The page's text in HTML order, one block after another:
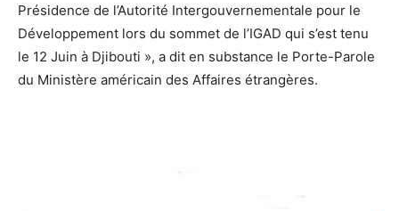
Présidence de l’Autorité Intergouvernementale pour le
Développement lors du sommet de l’IGAD qui s’est tenu
le 12 Juin à Djibouti », a dit en substance le Porte-Parole
du Ministère américain des Affaires étrangères.